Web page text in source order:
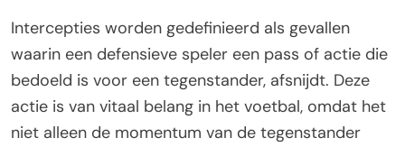
Intercepties worden gedefinieerd als gevallen
waarin een defensieve speler een pass of actie die
bedoeld is voor een tegenstander, afsnijdt. Deze
actie is van vitaal belang in het voetbal, omdat het
niet alleen de momentum van de tegenstander